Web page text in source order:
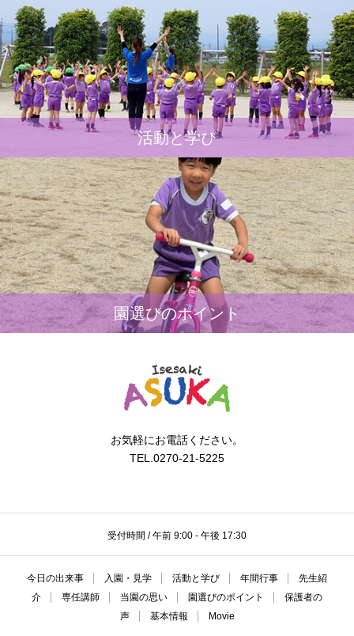
活動と学び
園選びのポイント
お気軽にお電話ください。
TEL.0270-21-5225
受付時間 / 午前 9:00 - 午後 17:30
今日の出来事 入園・見学 活動と学び 年間行事
先生紹
介
専任講師 当園の思い 園選びのポイント
保護者の
声
基本情報 Movie